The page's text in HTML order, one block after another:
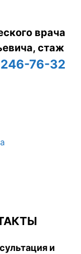
врача
стаж
76-32
и